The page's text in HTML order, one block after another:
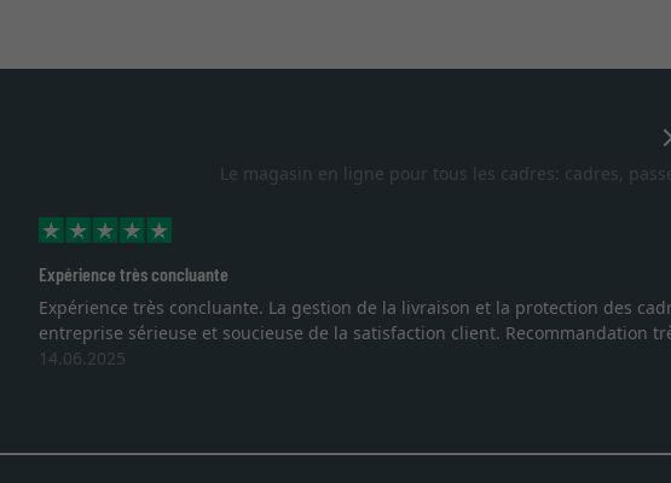
Le magasin en ligne pour tous les cadres: cadres,
Expérience très concluante
Expérience très concluante. La gestion de la livraison et la protection des
entreprise sérieuse et soucieuse de la satisfaction client. Recommandation
14.06.2025